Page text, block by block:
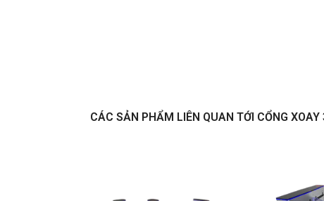
CÁC SẢN PHẨM LIÊN QUAN TỚI CỔNG
Liên hệ